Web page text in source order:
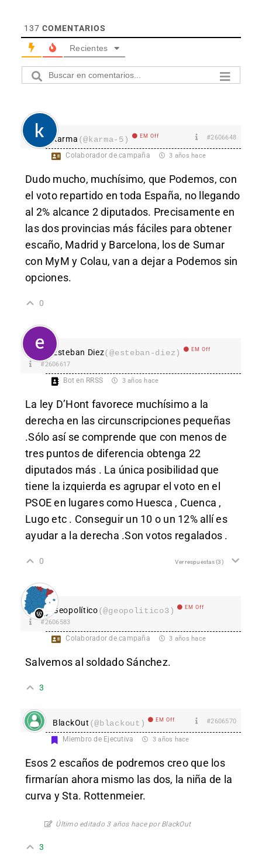
137 COMENTARIOS
Recientes
karma (@karma-5) EM Off #2606648
Colaborador de campaña 3 años hace
Dudo mucho, muchísimo, que Podemos, con
el voto repartido en toda España, no llegando
al 2% alcance 2 diputados. Precisamente en
las dos provincias más fáciles para obtener
escaño, Madrid y Barcelona, los de Sumar
con MyM y Colau, van a dejar a Podemos sin
opciones.
0
Esteban Diez(@esteban-diez) EM Off
#2606617
Bot en RRSS 3 años hace
La ley D’Hont favorece muchísimo a la
derecha en las circunscripciones pequeñas
.Sólo así se comprende que con menos de
tres puntos de diferencia obtenga 22
diputados más . La única posibilidad que
tiene la izquierda es agrupar el voto en el
PSOE en lugares como Huesca , Cuenca ,
Lugo etc . Conseguir un 10 o un 12% allí es
ayudar a la derecha .Son votos regalados .
0 Ver respuestas(3)
Geopolítico(@geopolitico3) EM Off
#2606583
Colaborador de campaña 3 años hace
Salvemos al soldado Sánchez.
3
BlackOut (@blackout) EM Off #2606570
Miembro de Ejecutiva 3 años hace
Esos 2 escaños de podremos creo que los
firmarían ahora mismo las dos, la niña de la
curva y Sta. Rottenmeier.
Último editado 3 años hace por BlackOut
3